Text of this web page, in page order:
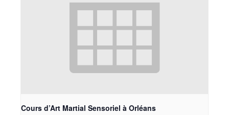
Cours d’Art Martial Sensoriel à Orléans